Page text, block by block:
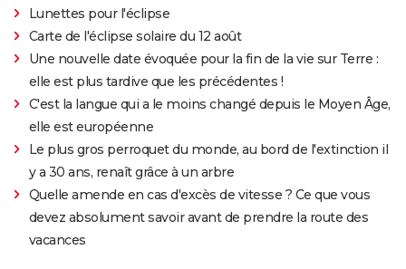
Lunettes pour l'éclipse
Carte de l'éclipse solaire du 12 août
Une nouvelle date évoquée pour la fin de la vie sur Terre :
elle est plus tardive que les précédentes !
C'est la langue qui a le moins changé depuis le Moyen Âge,
elle est européenne
Le plus gros perroquet du monde, au bord de l'extinction il
y a 30 ans, renaît grâce à un arbre
Quelle amende en cas d'excès de vitesse ? Ce que vous
devez absolument savoir avant de prendre la route des
vacances